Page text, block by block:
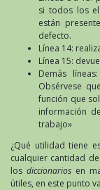
si todos los
están
defecto.
Línea 14:
Línea 15:
Demás
Obsérvese
función que
información
trabajo»
¿Qué utilidad tiene
cualquier cantidad
los diccionarios en
útiles, en este punto